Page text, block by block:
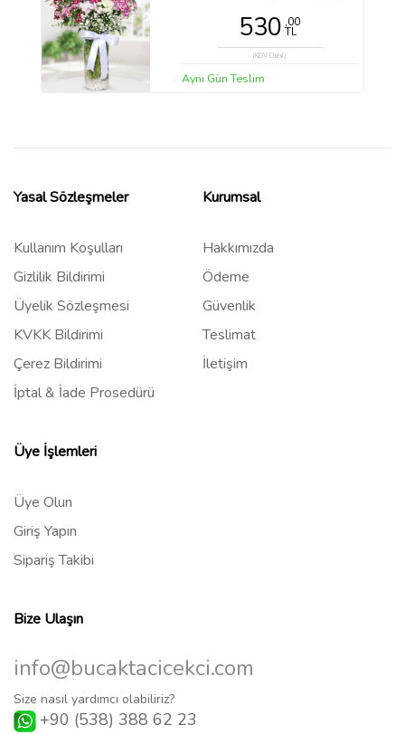
530 ,00
TL
(KDV Dahil)
Aynı Gün Teslim
Yasal Sözleşmeler
Kullanım Koşulları
Gizlilik Bildirimi
Üyelik Sözleşmesi
KVKK Bildirimi
Çerez Bildirimi
İptal & İade Prosedürü
Kurumsal
Hakkımızda
Ödeme
Güvenlik
Teslimat
İletişim
Üye İşlemleri
Üye Olun
Giriş Yapın
Sipariş Takibi
Bize Ulaşın
info@bucaktacicekci.com
Size nasıl yardımcı olabiliriz?
+90 (538) 388 62 23